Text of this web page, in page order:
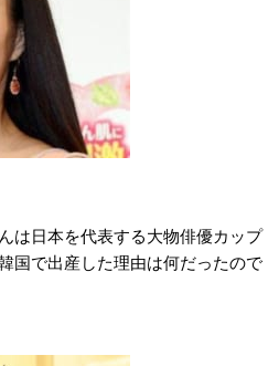
は日本を代表する大物俳優カップ
国で出産した理由は何だったので